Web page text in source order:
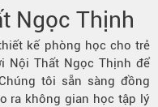
Ngọc Thịnh
kế phòng học cho trẻ
Nội Thất Ngọc Thịnh để
tôi sẵn sàng đồng
ra không gian học tập lý